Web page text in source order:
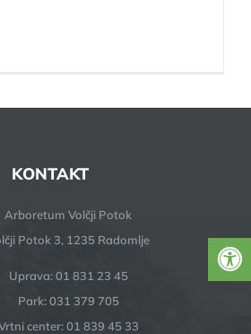
KONTAKT
Arboretum Volčji Potok
Potok 3, 1235 Radomlje
Uprava: 01 831 23 45
Park: 031 379 705
center: 01 839 45 33